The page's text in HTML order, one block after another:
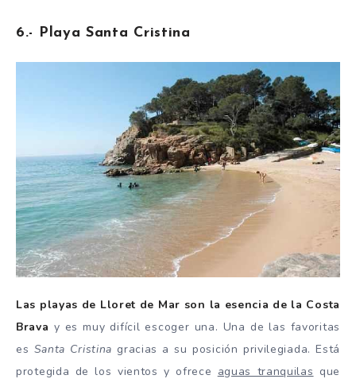
6.- Playa Santa Cristina
Las playas de Lloret de Mar son la esencia de la Costa
Brava y es muy difícil escoger una. Una de las favoritas
es Santa Cristina gracias a su posición privilegiada. Está
protegida de los vientos y ofrece aguas tranquilas que